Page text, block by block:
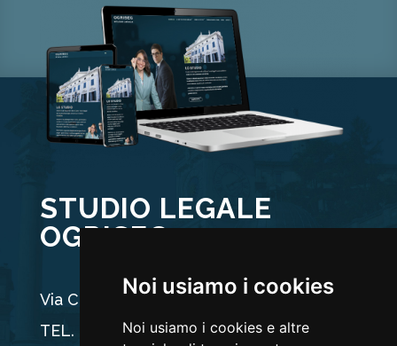
Noi usiamo i cookies
Noi usiamo i cookies e altre
STUDIO LEGALE
OGRISEG
Via Carducci 44, 33100 Udine
TEL. +39 0432 512704